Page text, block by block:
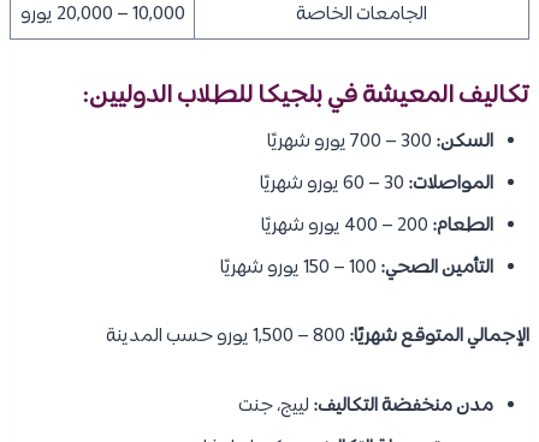
الجامعات الخاصة
10,000 – 20,000 يورو
تكاليف المعيشة في بلجيكا للطلاب الدوليين:
السكن:
المواصلات:
الطعام:
التأمين الصحي:
الإجمالي المتوقع شهريًا:
مدن منخفضة التكاليف: لييج، جنت